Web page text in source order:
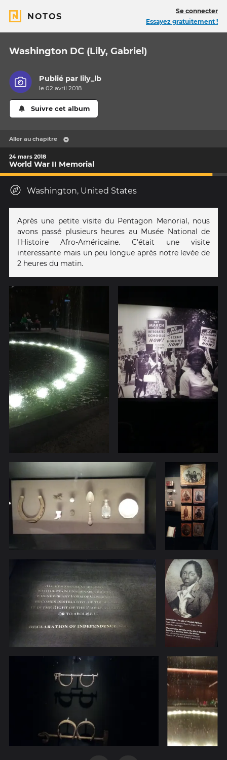
NOTOS
Se connecter
Essayez gratuitement !
Washington DC (Lily, Gabriel)
Publié par lily_lb
le 02 avril 2018
Suivre cet album
Aller au chapitre
24 mars 2018
World War II Memorial
Washington, United States
Après une petite visite du Pentagon Menorial, nous
avons passé plusieurs heures au Musée National de
l'Histoire Afro-Américaine. C'était une visite
interessante mais un peu longue après notre levée de
2 heures du matin.